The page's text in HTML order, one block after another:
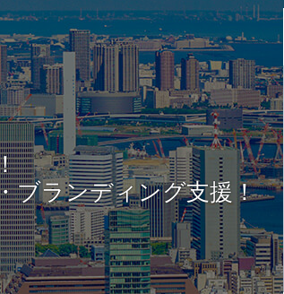
ブランディング支援！